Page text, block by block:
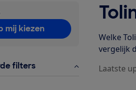
mij kiezen
filters
Welke
vergelijk
Laatste